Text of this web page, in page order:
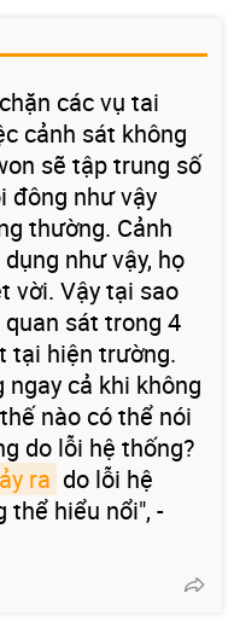
các vụ tai
cảnh sát không
sẽ tập trung số
đông như vậy
thường. Cảnh
như vậy, họ
vời. Vậy tại sao
sát trong 4
tại hiện trường.
cả khi không
nào có thể nói
do lỗi hệ thống?
ra do lỗi hệ
thể hiểu nổi", -